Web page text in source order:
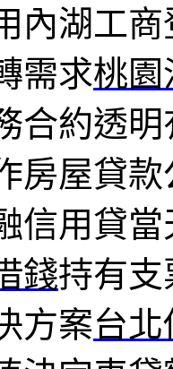
內湖工商
需求桃園
合約透明
房屋貸
信用貸
錢持有
方案台